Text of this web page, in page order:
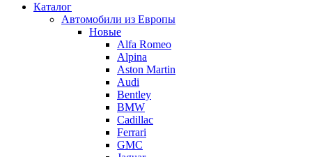
Каталог
Автомобили из Европы
Новые
Alfa Romeo
Alpina
Aston Martin
Audi
Bentley
BMW
Cadillac
Ferrari
GMC